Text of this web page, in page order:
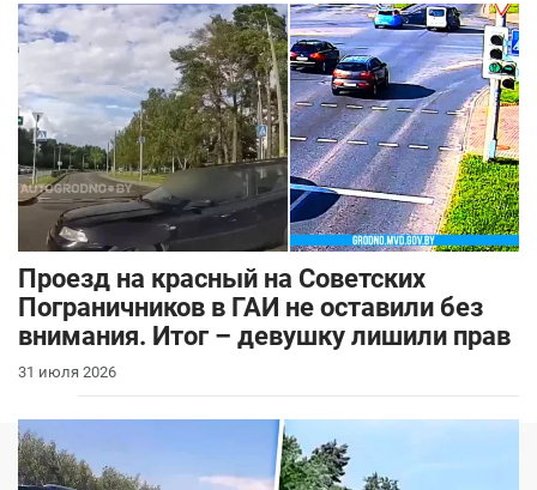
Проезд на красный на Советских
Пограничников в ГАИ не оставили без
внимания. Итог – девушку лишили прав
31 июля 2026
Услуги Авторынок